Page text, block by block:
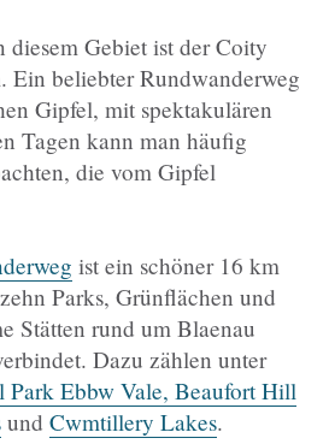
diesem Gebiet ist der Coity
beliebter Rundwanderweg
Gipfel, mit spektakulären
Tagen kann man häufig
die vom Gipfel
ist ein schöner 16 km
Parks, Grünflächen und
Stätten rund um Blaenau
Dazu zählen unter
Park Ebbw Vale, Beaufort Hill
und Cwmtillery Lakes.